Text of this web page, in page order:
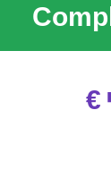
€